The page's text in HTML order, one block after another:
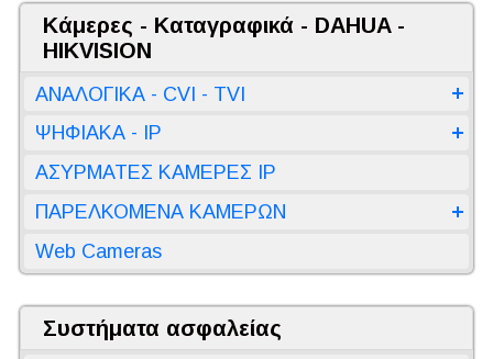
Κάμερες - Καταγραφικά - DAHUA -
HIKVISION
ΑΝΑΛΟΓΙΚΑ - CVI - TVI
ΨΗΦΙΑΚΑ - IP
ΑΣΥΡΜΑΤΕΣ ΚΑΜΕΡΕΣ IP
ΠΑΡΕΛΚΟΜΕΝΑ ΚΑΜΕΡΩΝ
Web Cameras
Συστήματα ασφαλείας